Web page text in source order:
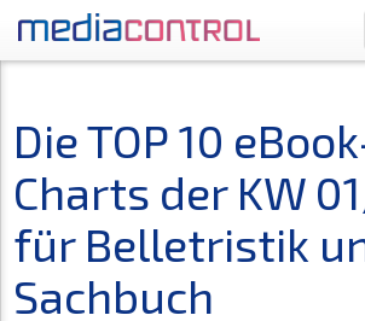
Die TOP 10
Charts der KW
für Belletristik
Sachbuch